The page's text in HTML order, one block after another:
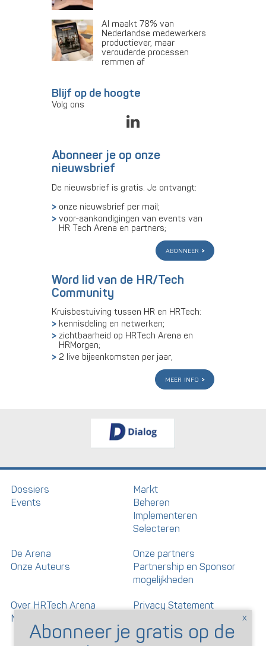
AI maakt 78% van
Nederlandse medewerkers
productiever, maar
verouderde processen
remmen af
Blijf op de hoogte
Volg ons
Abonneer je op onze
nieuwsbrief
De nieuwsbrief is gratis. Je ontvangt:
onze nieuwsbrief per mail;
voor-aankondigingen van events van
HR Tech Arena en partners;
abonneer
Word lid van de HR/Tech
Community
Kruisbestuiving tussen HR en HRTech:
kennisdeling en netwerken;
zichtbaarheid op HRTech Arena en
HRMorgen;
2 live bijeenkomsten per jaar;
meer info
Dossiers
Events
Markt
Beheren
Implementeren
Selecteren
De Arena
Onze Auteurs
Onze partners
Partnership en Sponsor
mogelijkheden
Over HRTech Arena
Nieuwsbrief
Privacy Statement
Gedragscode artikelen en
reacties